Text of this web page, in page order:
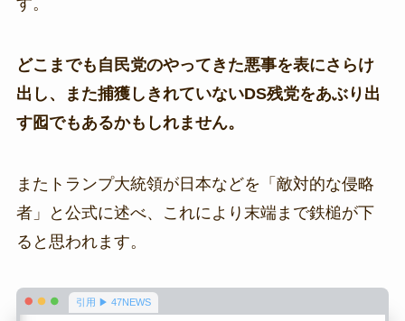
どこまでも自民党のやってきた悪事を表にさらけ
出し、また捕獲しきれていないDS残党をあぶり出
す囮でもあるかもしれません。
またトランプ大統領が日本などを「敵対的な侵略
者」と公式に述べ、これにより末端まで鉄槌が下
ると思われます。
引用 ▶ 47NEWS